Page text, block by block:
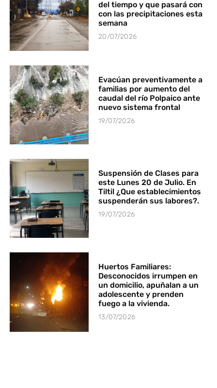
del tiempo y que pasará con
con las precipitaciones esta
semana
20/07/2026
Evacúan preventivamente a
familias por aumento del
caudal del río Polpaico ante
nuevo sistema frontal
19/07/2026
Suspensión de Clases para
este Lunes 20 de Julio. En
Tiltil ¿Que establecimientos
suspenderán sus labores?.
19/07/2026
Huertos Familiares:
Desconocidos irrumpen en
un domicilio, apuñalan a un
adolescente y prenden
fuego a la vivienda.
13/07/2026